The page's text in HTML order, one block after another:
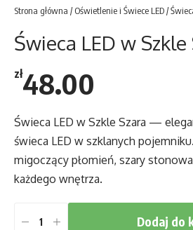
Strona główna /Oświetlenie i Świece LED/
Świeca LED w Szkle
zł48.00
Świeca LED w Szkle Szara —
świeca LED w szklanych
migoczący płomień, szary
każdego wnętrza.
Dodaj do